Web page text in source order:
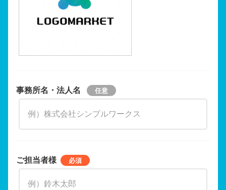
事務所名・法人名
ご担当者様